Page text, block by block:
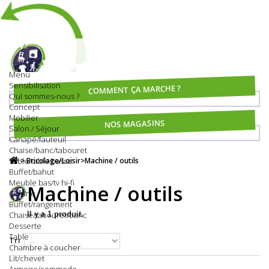
Menu
Sensibilisation
Qui sommes-nous ?
Concept
Mobilier
Salon / Séjour
Canapé/fauteuil
Chaise/banc/tabouret
Table/table basse
Buffet/bahut
Meuble bas/tv hi-fi
Cuisine
Buffet/rangement
Chaise/tabouret/banc
Desserte
Table
Chambre à coucher
Lit/chevet
COMMENT ÇA MARCHE ?
NOS MAGASINS
>Bricolage/Loisir>Machine / outils
Machine / outils
Il y a 1 produit.
Tri